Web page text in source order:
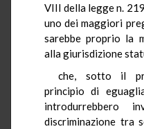
VIII della legge n.
uno dei maggiori
sarebbe proprio la
alla giurisdizione
che, sotto il
principio di
introdurrebbero
discriminazione tra